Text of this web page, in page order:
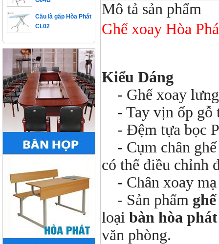
Mô tả sản phẩm
Ghế xoay Hòa
Kiểu Dáng
- Ghế xoay
- Tay vịn ốp gỗ
- Đệm tựa bọc
- Cụm chân ghế
có thể điều chỉnh
- Chân xoay mạ
- Sản phẩm
loại bàn hòa phát
văn phòng.
CL02